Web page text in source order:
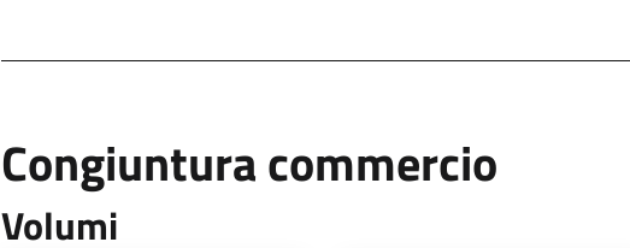
Congiuntura commercio
Volumi